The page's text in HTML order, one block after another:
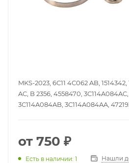
MKS-2023, 6C11 4C062 AB,
AC, B 2356, 4558470,
3C114A084AB, 3C114A084AA,
от 750 ₽
Есть в наличии: 1 Нашли